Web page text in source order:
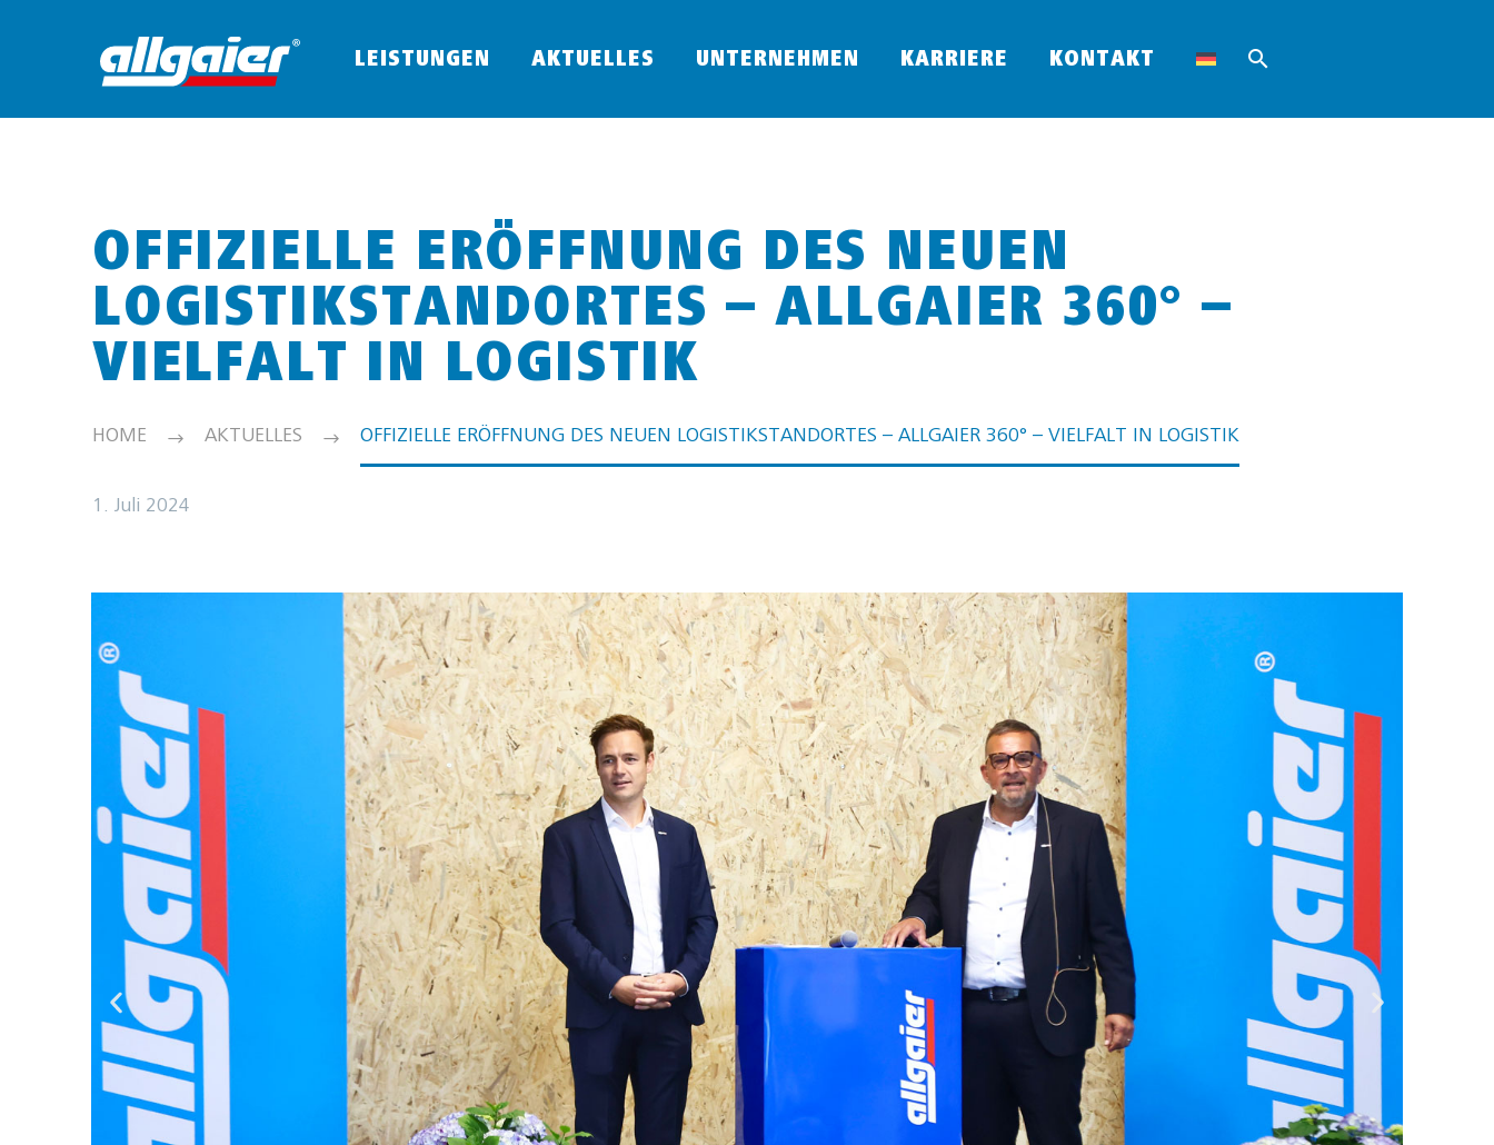
LEISTUNGEN AKTUELLES UNTERNEHMEN KARRIERE KONTAKT
OFFIZIELLE ERÖFFNUNG DES NEUEN
LOGISTIKSTANDORTES – ALLGAIER 360° –
VIELFALT IN LOGISTIK
HOME AKTUELLES OFFIZIELLE ERÖFFNUNG DES NEUEN LOGISTIKSTANDORTES – ALLGAIER 360° – VIELFALT IN LOGISTIK
1. Juli 2024